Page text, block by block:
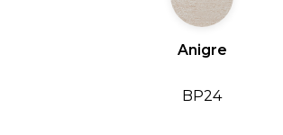
Anigre
BP24